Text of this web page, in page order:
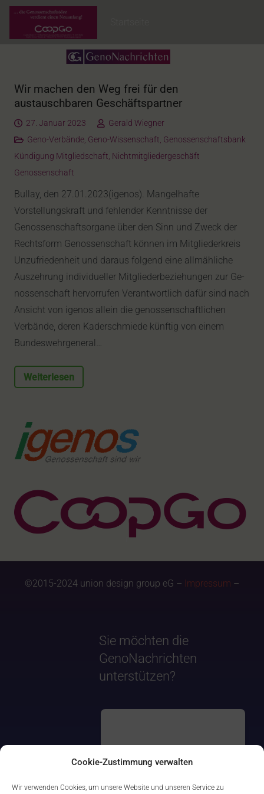
Cookie-Zustimmung verwalten
Wir verwenden Cookies, um unsere Website und unseren Service zu
Wir machen den Weg frei für den
austauschbaren Geschäftspartner
27. Januar 2023
Gerald Wiegner
Geno-Verbände, Geno-Wissenschaft, Genossenschaftsbank
Kündigung Mitgliedschaft, Nichtmitgliedergeschäft
Genossenschaft
Bullay, den 27.01.2023(igenos). Mangelhafte
Vorstellungskraft und fehlender Kenntnisse der
Genossenschaftsorgane über den Sinn und Zweck der
Rechtsform Genossenschaft können im Mitgliederkreis
Un­zu­friedenheit und daraus folgend eine allmähliche
Auszehrung individueller Mitgliederbeziehungen zur Ge­
nos­sen­schaft hervorrufen Verantwortlich dafür sind nach
Ansicht von igenos allein die genossenschaftlichen
Verbände, deren Kaderschmiede künftig von einem
Bundeswehrgeneral…
Weiterlesen
©2015-2024 union design group eG – Impressum –
Sie möchten die
GenoNachrichten
unterstützen?